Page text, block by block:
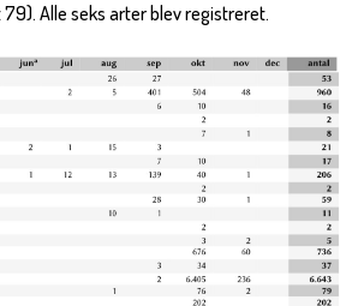
Alle seks arter blev registreret.